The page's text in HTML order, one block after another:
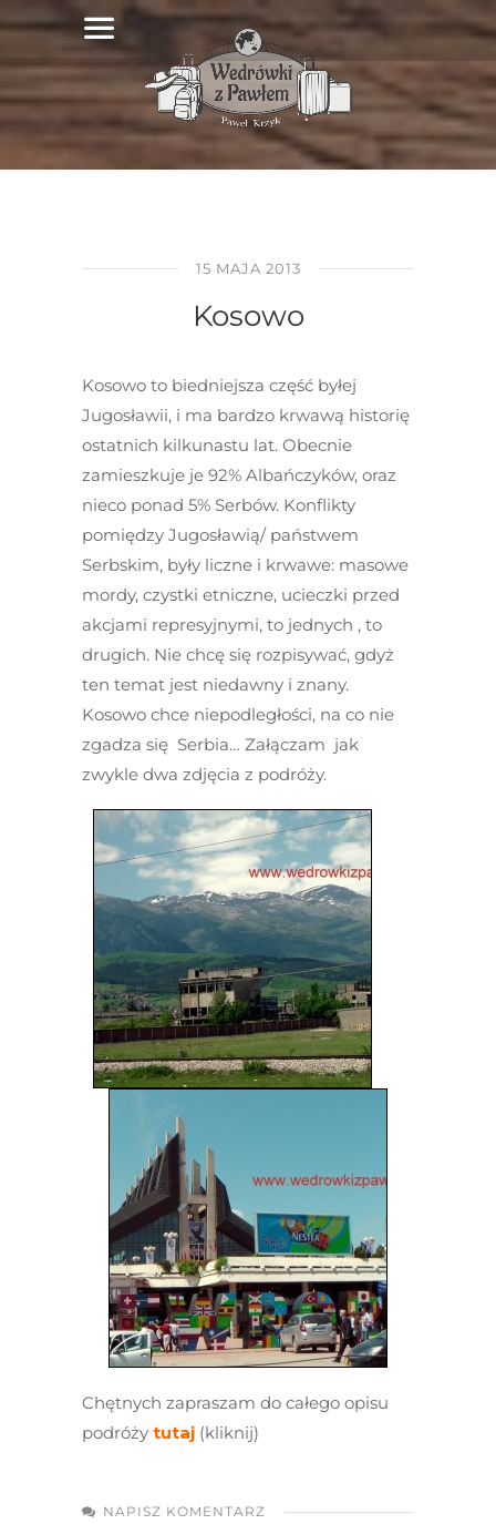
15 MAJA 2013
Kosowo
Kosowo to biedniejsza część byłej
Jugosławii, i ma bardzo krwawą historię
ostatnich kilkunastu lat. Obecnie
zamieszkuje je 92% Albańczyków, oraz
nieco ponad 5% Serbów. Konflikty
pomiędzy Jugosławią/ państwem
Serbskim, były liczne i krwawe: masowe
mordy, czystki etniczne, ucieczki przed
akcjami represyjnymi, to jednych , to
drugich. Nie chcę się rozpisywać, gdyż
ten temat jest niedawny i znany.
Kosowo chce niepodległości, na co nie
zgadza się Serbia… Załączam jak
zwykle dwa zdjęcia z podróży.
Chętnych zapraszam do całego opisu
podróży tutaj (kliknij)
NAPISZ KOMENTARZ